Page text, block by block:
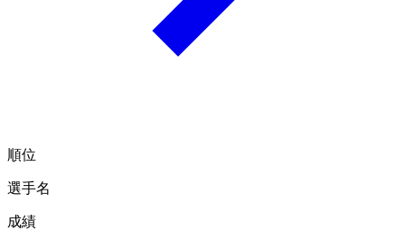
順位
選手名
成績